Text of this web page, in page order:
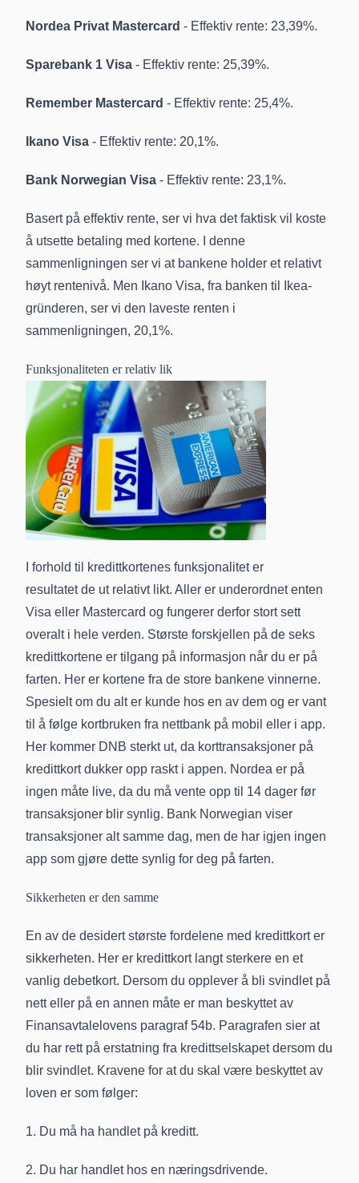
Nordea Privat Mastercard - Effektiv rente: 23,39%.
Sparebank 1 Visa - Effektiv rente: 25,39%.
Remember Mastercard - Effektiv rente: 25,4%.
Ikano Visa - Effektiv rente: 20,1%.
Bank Norwegian Visa - Effektiv rente: 23,1%.
Basert på effektiv rente, ser vi hva det faktisk vil koste
å utsette betaling med kortene. I denne
sammenligningen ser vi at bankene holder et relativt
høyt rentenivå. Men Ikano Visa, fra banken til Ikea-
gründeren, ser vi den laveste renten i
sammenligningen, 20,1%.
Funksjonaliteten er relativ lik
I forhold til kredittkortenes funksjonalitet er
resultatet de ut relativt likt. Aller er underordnet enten
Visa eller Mastercard og fungerer derfor stort sett
overalt i hele verden. Største forskjellen på de seks
kredittkortene er tilgang på informasjon når du er på
farten. Her er kortene fra de store bankene vinnerne.
Spesielt om du alt er kunde hos en av dem og er vant
til å følge kortbruken fra nettbank på mobil eller i app.
Her kommer DNB sterkt ut, da korttransaksjoner på
kredittkort dukker opp raskt i appen. Nordea er på
ingen måte live, da du må vente opp til 14 dager før
transaksjoner blir synlig. Bank Norwegian viser
transaksjoner alt samme dag, men de har igjen ingen
app som gjøre dette synlig for deg på farten.
Sikkerheten er den samme
En av de desidert største fordelene med kredittkort er
sikkerheten. Her er kredittkort langt sterkere en et
vanlig debetkort. Dersom du opplever å bli svindlet på
nett eller på en annen måte er man beskyttet av
Finansavtalelovens paragraf 54b. Paragrafen sier at
du har rett på erstatning fra kredittselskapet dersom du
blir svindlet. Kravene for at du skal være beskyttet av
loven er som følger:
1. Du må ha handlet på kreditt.
2. Du har handlet hos en næringsdrivende.